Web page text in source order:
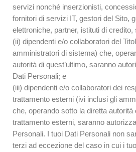
servizi nonché inserzionisti,
fornitori di servizi IT, gestori del Sito,
elettroniche, partner, istituti di credito,
(ii) dipendenti e/o collaboratori del
amministratori di sistema) che,
autorità di quest’ultimo, saranno
Dati Personali; e
(iii) dipendenti e/o collaboratori dei
trattamento esterni (ivi inclusi gli
che, operando sotto la diretta autorità
trattamento esterni, saranno
Personali. I tuoi Dati Personali non
terzi ad eccezione del caso in cui i